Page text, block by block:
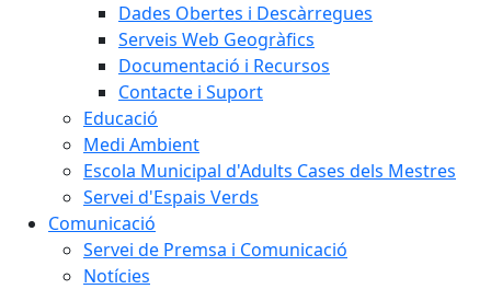
Dades Obertes i Descàrregues
Serveis Web Geogràfics
Documentació i Recursos
Contacte i Suport
Educació
Medi Ambient
Escola Municipal d'Adults Cases dels Mestres
Servei d'Espais Verds
Comunicació
Servei de Premsa i Comunicació
Notícies